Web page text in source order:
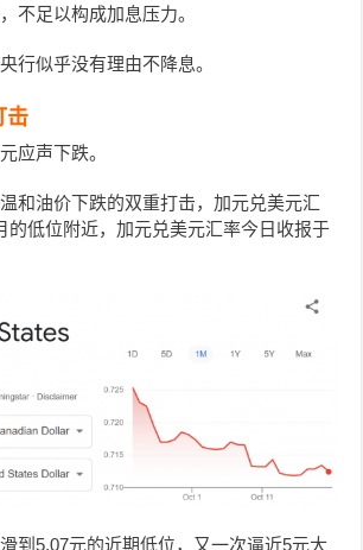
不足以构成加息压力。
似乎没有理由不降息。
击
应声下跌。
和油价下跌的双重打击，加元兑美元汇
的低位附近，加元兑美元汇率今日收报于
到5.07元的近期低位，又一次逼近5元大